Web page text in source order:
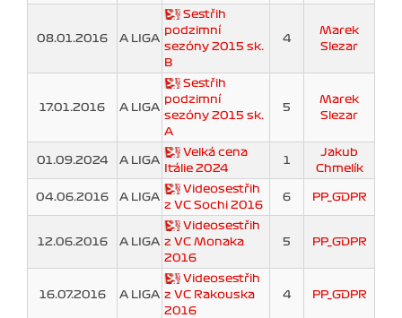
08.01.2016 A LIGA
Sestřih
podzimní
sezóny 2015 sk.
B
4
Marek
Slezar
17.01.2016 A LIGA
Sestřih
podzimní
sezóny 2015 sk.
A
5
Marek
Slezar
01.09.2024 A LIGA
Velká cena
Itálie 2024
1
Jakub
Chmelík
04.06.2016 A LIGA
Videosestřih
z VC Sochi 2016
6 PP_GDPR
12.06.2016 A LIGA
Videosestřih
z VC Monaka
2016
5 PP_GDPR
16.07.2016 A LIGA
Videosestřih
z VC Rakouska
2016
4 PP_GDPR